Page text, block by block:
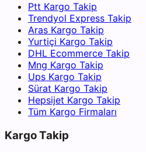
Ptt Kargo Takip
Trendyol Express Takip
Aras Kargo Takip
Yurtiçi Kargo Takip
DHL Ecommerce Takip
Mng Kargo Takip
Ups Kargo Takip
Sürat Kargo Takip
Hepsijet Kargo Takip
Tüm Kargo Firmaları
Kargo Takip